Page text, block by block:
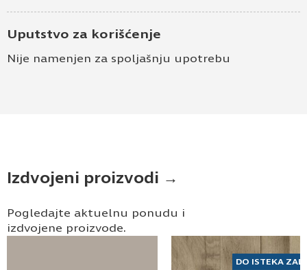
Uputstvo za korišćenje
Nije namenjen za spoljašnju upotrebu
Izdvojeni proizvodi →
Pogledajte aktuelnu ponudu i
izdvojene proizvode.
DO ISTEKA